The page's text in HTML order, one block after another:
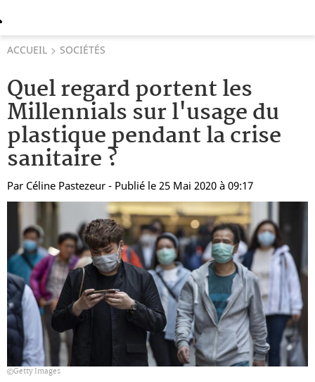
ACCUEIL SOCIÉTÉS
Quel regard portent les
Millennials sur l'usage du
plastique pendant la crise
sanitaire ?
Par Céline Pastezeur - Publié le 25 Mai 2020 à 09:17
Getty Images